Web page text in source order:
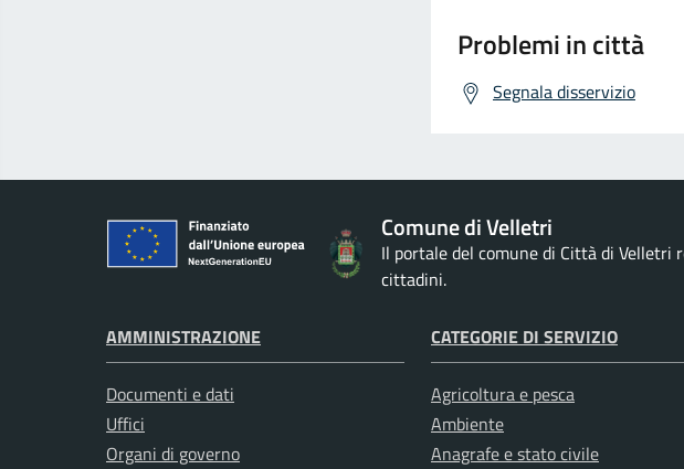
Problemi in città
Segnala disservizio
Comune di Velletri
Il portale del comune di Città di Velletri
cittadini.
AMMINISTRAZIONE
Documenti e dati
Uffici
Organi di governo
CATEGORIE DI SERVIZIO
Agricoltura e pesca
Ambiente
Anagrafe e stato civile